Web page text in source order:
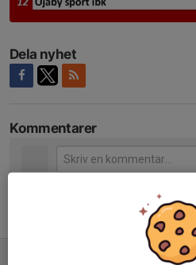
Dela nyhet
Kommentarer